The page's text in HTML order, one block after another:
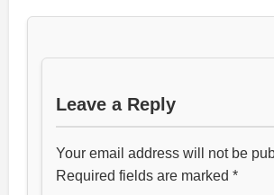
Leave a Reply
Your email address will not be
Required fields are marked *